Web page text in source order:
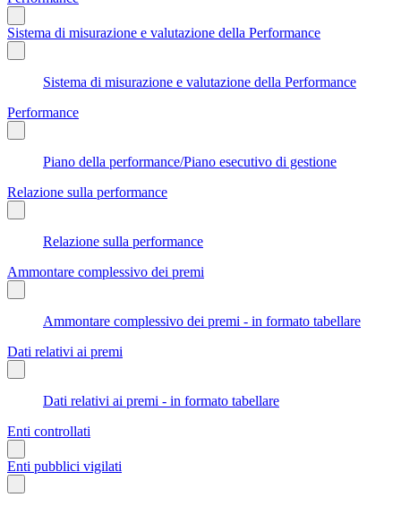
Sistema di misurazione e valutazione della Performance
Sistema di misurazione e valutazione della Performance
Performance
Piano della performance/Piano esecutivo di gestione
Relazione sulla performance
Relazione sulla performance
Ammontare complessivo dei premi
Ammontare complessivo dei premi - in formato tabellare
Dati relativi ai premi
Dati relativi ai premi - in formato tabellare
Enti controllati
Enti pubblici vigilati